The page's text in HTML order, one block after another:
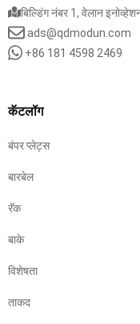
बिल्डिंग नंबर 1, वेलान
ads@qdmodun.com
+86 181 4598 2469
कॅटलॉग
बंपर प्लेट्स
बारबेल
रॅक
बाके
विशेषता
ताकद